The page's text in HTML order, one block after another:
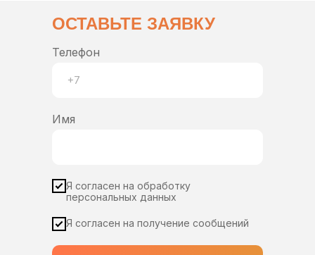
ОСТАВЬТЕ ЗАЯВКУ
Телефон
Имя
Я согласен на обработку
персональных данных
Я согласен на получение сообщений